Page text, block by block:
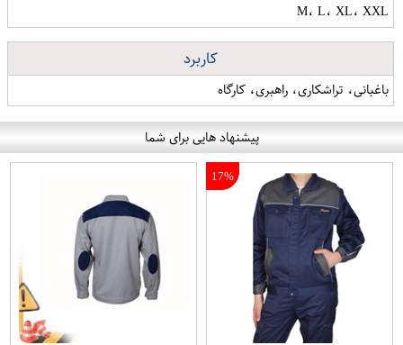
M، L، XL، XXL
کاربرد
باغبانی، تراشکاری، راهبری، کارگاه
پیشنهاد هایی برای شما
17%